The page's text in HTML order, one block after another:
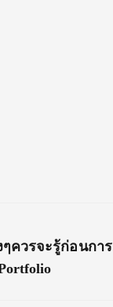
ควรจะรู้ก่อนการ